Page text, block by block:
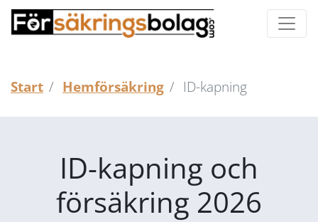
Start Hemförsäkring ID-kapning
ID-kapning och
försäkring 2026